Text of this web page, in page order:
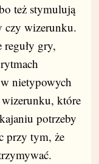
też stymulują
czy wizerunku.
gry,
nietypowych
które
potrzeby
przy tym, że